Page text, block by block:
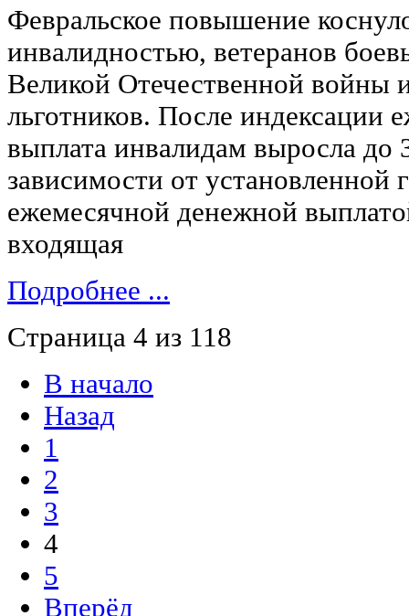
Февральское повышение
инвалидностью, ветеранов
Великой Отечественной войны
льготников. После индексации
выплата инвалидам выросла до
зависимости от установленной
ежемесячной денежной
входящая
Подробнее ...
Страница 4 из 118
В начало
Назад
1
2
3
4
5
Вперёд